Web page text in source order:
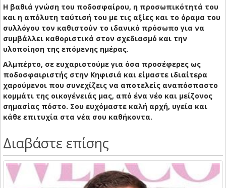
Η βαθιά γνώση του ποδοσφαίρου, η προσωπικότητά του
και η απόλυτη ταύτισή του με τις αξίες και το όραμα του
συλλόγου τον καθιστούν το ιδανικό πρόσωπο για να
συμβάλλει καθοριστικά στον σχεδιασμό και την
υλοποίηση της επόμενης ημέρας.
Αλμπέρτο, σε ευχαριστούμε για όσα προσέφερες ως
ποδοσφαιριστής στην Κηφισιά και είμαστε ιδιαίτερα
χαρούμενοι που συνεχίζεις να αποτελείς αναπόσπαστο
κομμάτι της οικογένειάς μας, από ένα νέο και μείζονος
σημασίας πόστο. Σου ευχόμαστε καλή αρχή, υγεία και
κάθε επιτυχία στα νέα σου καθήκοντα.
Διαβάστε επίσης